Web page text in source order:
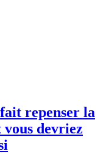
repenser la
devriez